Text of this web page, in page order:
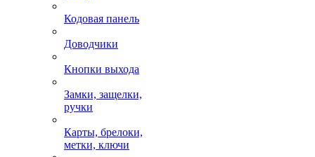
Кодовая панель
Доводчики
Кнопки выхода
Замки, защелки,
ручки
Карты, брелоки,
метки, ключи